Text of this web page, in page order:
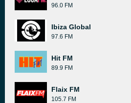
96.0 FM
Ibiza Global
97.6 FM
Hit FM
89.9 FM
Flaix FM
105.7 FM